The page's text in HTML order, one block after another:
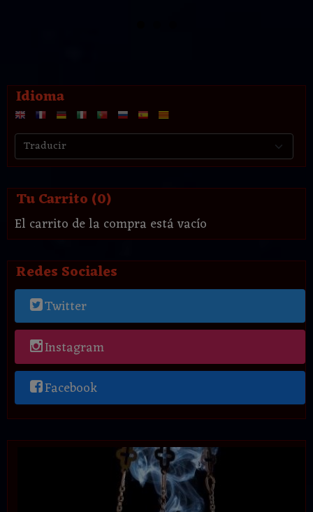
Idioma
Tu Carrito (0)
El carrito de la compra está vacío
Redes Sociales
Twitter
Instagram
Facebook